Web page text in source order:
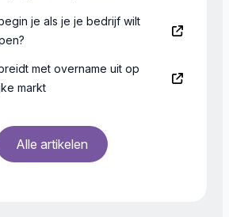
je als je je bedrijf wilt
met overname uit op
markt
Alle artikelen